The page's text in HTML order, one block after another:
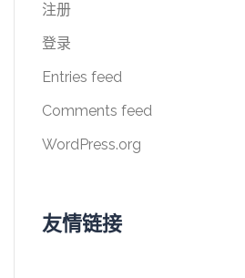
注册
登录
Entries feed
Comments feed
WordPress.org
友情链接